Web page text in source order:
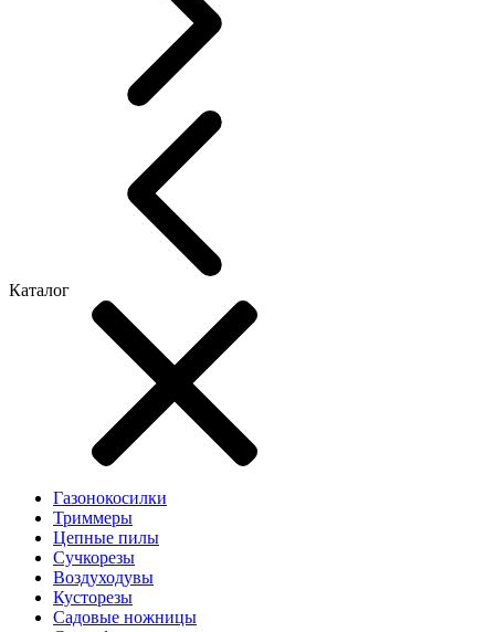
Каталог
Газонокосилки
Триммеры
Цепные пилы
Cучкорезы
Воздуходувы
Кусторезы
Садовые ножницы